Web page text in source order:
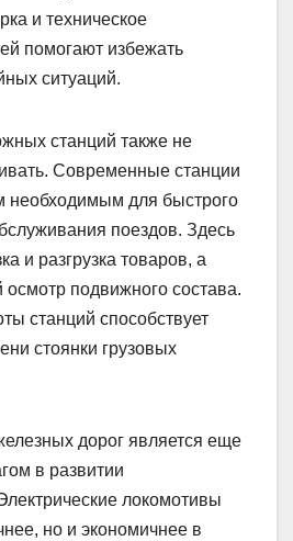
и техническое
помогают избежать
ситуаций.
станций также не
Современные станции
необходимым для быстрого
поездов. Здесь
и разгрузка товаров, а
осмотр подвижного состава.
станций способствует
стоянки грузовых
дорог является еще
в развитии
локомотивы
но и экономичнее в